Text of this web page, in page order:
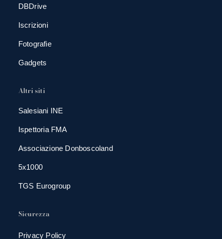
DBDrive
Iscrizioni
Fotografie
Gadgets
Altri siti
Salesiani INE
Ispettoria FMA
Associazione Donboscoland
5x1000
TGS Eurogroup
Sicurezza
Privacy Policy